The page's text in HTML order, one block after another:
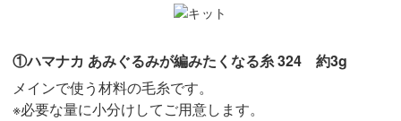
①ハマナカ あみぐるみが編みたくなる糸 324 約3g
メインで使う材料の毛糸です。
※必要な量に小分けしてご用意します。